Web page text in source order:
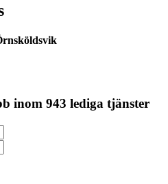
inom 943 lediga tjänster